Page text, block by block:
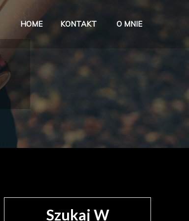
życiu
HOME KONTAKT O MNIE
Szukaj W